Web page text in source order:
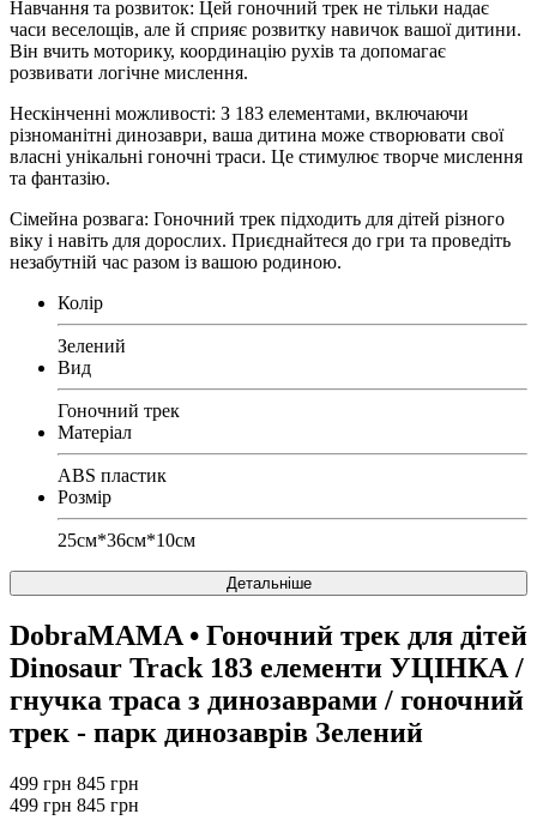
Навчання та розвиток: Цей гоночний трек не тільки надає
часи веселощів, але й сприяє розвитку навичок вашої дитини.
Він вчить моторику, координацію рухів та допомагає
розвивати логічне мислення.
Нескінченні можливості: З 183 елементами, включаючи
різноманітні динозаври, ваша дитина може створювати свої
власні унікальні гоночні траси. Це стимулює творче мислення
та фантазію.
Сімейна розвага: Гоночний трек підходить для дітей різного
віку і навіть для дорослих. Приєднайтеся до гри та проведіть
незабутній час разом із вашою родиною.
Колір
Зелений
Вид
Гоночний трек
Матеріал
ABS пластик
Розмір
25см*36см*10см
Детальніше
DobraMAMA • Гоночний трек для дітей
Dinosaur Track 183 елементи УЦІНКА /
гнучка траса з динозаврами / гоночний
трек - парк динозаврів Зелений
499 грн 845 грн
499 грн 845 грн